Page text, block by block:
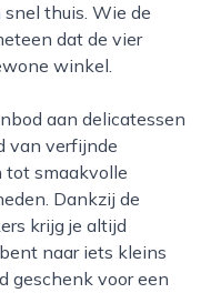
thuis. Wie de
dat de vier
winkel.
van verfijnde
tot smaakvolle
Dankzij de
krijg je altijd
naar iets kleins
geschenk voor een